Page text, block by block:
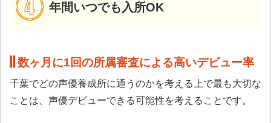
年間いつでも入所OK
数ヶ月に1回の所属審査による高いデビュー率
千葉でどの声優養成所に通うのかを考える上で最も大切な
ことは、声優デビューできる可能性を考えることです。